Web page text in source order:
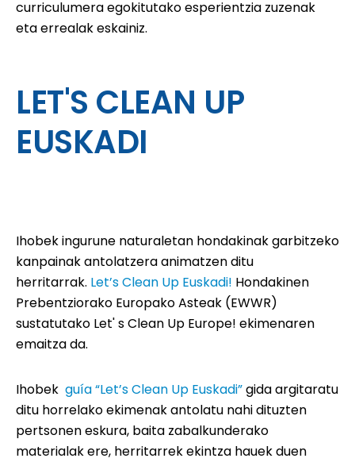
curriculumera egokitutako esperientzia zuzenak
eta errealak eskainiz.
LET'S CLEAN UP
EUSKADI
Ihobek ingurune naturaletan hondakinak garbitzeko
kanpainak antolatzera animatzen ditu
herritarrak. Let’s Clean Up Euskadi! Hondakinen
Prebentziorako Europako Asteak (EWWR)
sustatutako Let' s Clean Up Europe! ekimenaren
emaitza da.
Ihobek guía “Let’s Clean Up Euskadi”gida argitaratu
ditu horrelako ekimenak antolatu nahi dituzten
pertsonen eskura, baita zabalkunderako
materialak ere, herritarrek ekintza hauek duen